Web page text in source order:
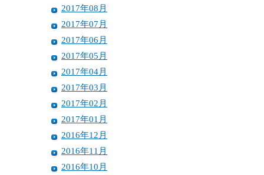
2017年08月
2017年07月
2017年06月
2017年05月
2017年04月
2017年03月
2017年02月
2017年01月
2016年12月
2016年11月
2016年10月